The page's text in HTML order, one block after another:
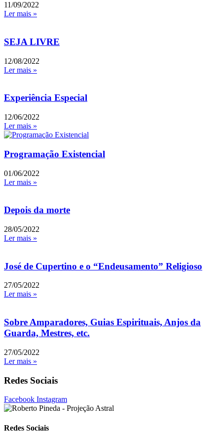
11/09/2022
Ler mais »
SEJA LIVRE
12/08/2022
Ler mais »
Experiência Especial
12/06/2022
Ler mais »
Programação Existencial
01/06/2022
Ler mais »
Depois da morte
28/05/2022
Ler mais »
José de Cupertino e o “Endeusamento” Religioso
27/05/2022
Ler mais »
Sobre Amparadores, Guias Espirituais, Anjos da
Guarda, Mestres, etc.
27/05/2022
Ler mais »
Redes Sociais
Facebook Instagram
Redes Sociais